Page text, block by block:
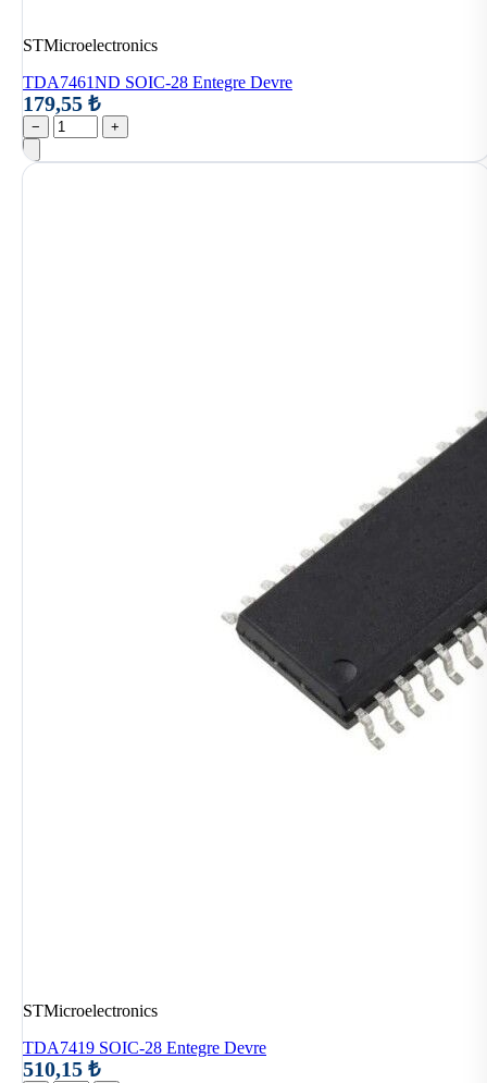
STMicroelectronics
TDA7461ND SOIC-28 Entegre Devre
179,55 ₺
− +
STMicroelectronics
TDA7419 SOIC-28 Entegre Devre
510,15 ₺